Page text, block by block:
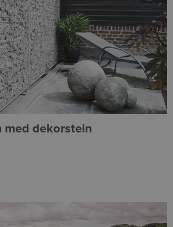
med dekorstein